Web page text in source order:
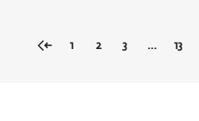
← 1 2 3 … 13